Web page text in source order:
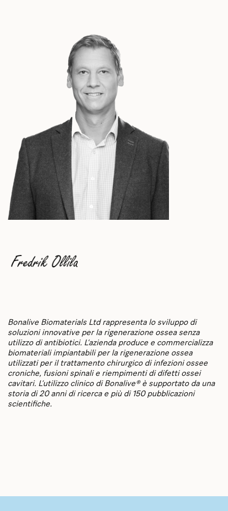
Bonalive Biomaterials Ltd rappresenta lo sviluppo di
soluzioni innovative per la rigenerazione ossea senza
utilizzo di antibiotici. L’azienda produce e commercializza
biomateriali impiantabili per la rigenerazione ossea
utilizzati per il trattamento chirurgico di infezioni ossee
croniche, fusioni spinali e riempimenti di difetti ossei
cavitari. L’utilizzo clinico di Bonalive® è supportato da una
storia di 20 anni di ricerca e più di 150 pubblicazioni
scientifiche.